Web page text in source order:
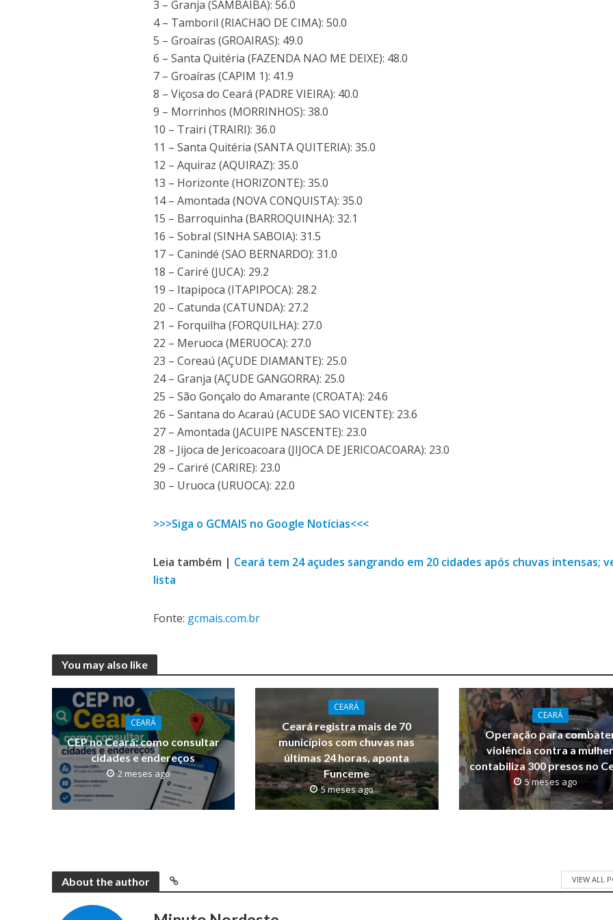
3 – Granja (SAMBAIBA): 56.0
4 – Tamboril (RIACHãO DE CIMA): 50.0
5 – Groaíras (GROAIRAS): 49.0
6 – Santa Quitéria (FAZENDA NAO ME DEIXE): 48.0
7 – Groaíras (CAPIM 1): 41.9
8 – Viçosa do Ceará (PADRE VIEIRA): 40.0
9 – Morrinhos (MORRINHOS): 38.0
10 – Trairi (TRAIRI): 36.0
11 – Santa Quitéria (SANTA QUITERIA): 35.0
12 – Aquiraz (AQUIRAZ): 35.0
13 – Horizonte (HORIZONTE): 35.0
14 – Amontada (NOVA CONQUISTA): 35.0
15 – Barroquinha (BARROQUINHA): 32.1
16 – Sobral (SINHA SABOIA): 31.5
17 – Canindé (SAO BERNARDO): 31.0
18 – Cariré (JUCA): 29.2
19 – Itapipoca (ITAPIPOCA): 28.2
20 – Catunda (CATUNDA): 27.2
21 – Forquilha (FORQUILHA): 27.0
22 – Meruoca (MERUOCA): 27.0
23 – Coreaú (AÇUDE DIAMANTE): 25.0
24 – Granja (AÇUDE GANGORRA): 25.0
25 – São Gonçalo do Amarante (CROATA): 24.6
26 – Santana do Acaraú (ACUDE SAO VICENTE): 23.6
27 – Amontada (JACUIPE NASCENTE): 23.0
28 – Jijoca de Jericoacoara (JIJOCA DE JERICOACOARA): 23.0
29 – Cariré (CARIRE): 23.0
30 – Uruoca (URUOCA): 22.0
>>>Siga o GCMAIS no Google Notícias<<<
Leia também | Ceará tem 24 açudes sangrando em 20 cidades após chuvas intensas;
lista
Fonte: gcmais.com.br
You may also like
CEARÁ
CEP no Ceará: como consultar
cidades e endereços
2 meses ago
CEARÁ
Ceará registra mais de 70
municípios com chuvas nas
últimas 24 horas, aponta
Funceme
5 meses ago
CEARÁ
Operação para
violência contra a
contabiliza 300 presos no
5 meses ago
About the author VIEW ALL